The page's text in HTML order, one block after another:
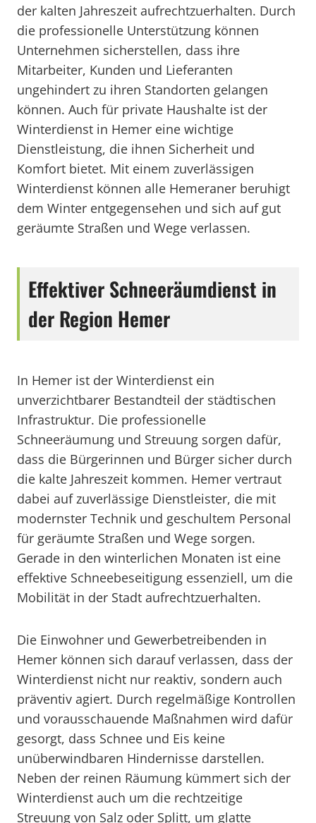
der kalten Jahreszeit aufrechtzuerhalten. Durch
die professionelle Unterstützung können
Unternehmen sicherstellen, dass ihre
Mitarbeiter, Kunden und Lieferanten
ungehindert zu ihren Standorten gelangen
können. Auch für private Haushalte ist der
Winterdienst in Hemer eine wichtige
Dienstleistung, die ihnen Sicherheit und
Komfort bietet. Mit einem zuverlässigen
Winterdienst können alle Hemeraner beruhigt
dem Winter entgegensehen und sich auf gut
geräumte Straßen und Wege verlassen.
Effektiver Schneeräumdienst in
der Region Hemer
In Hemer ist der Winterdienst ein
unverzichtbarer Bestandteil der städtischen
Infrastruktur. Die professionelle
Schneeräumung und Streuung sorgen dafür,
dass die Bürgerinnen und Bürger sicher durch
die kalte Jahreszeit kommen. Hemer vertraut
dabei auf zuverlässige Dienstleister, die mit
modernster Technik und geschultem Personal
für geräumte Straßen und Wege sorgen.
Gerade in den winterlichen Monaten ist eine
effektive Schneebeseitigung essenziell, um die
Mobilität in der Stadt aufrechtzuerhalten.
Die Einwohner und Gewerbetreibenden in
Hemer können sich darauf verlassen, dass der
Winterdienst nicht nur reaktiv, sondern auch
präventiv agiert. Durch regelmäßige Kontrollen
und vorausschauende Maßnahmen wird dafür
gesorgt, dass Schnee und Eis keine
unüberwindbaren Hindernisse darstellen.
Neben der reinen Räumung kümmert sich der
Winterdienst auch um die rechtzeitige
Streuung von Salz oder Splitt, um glatte